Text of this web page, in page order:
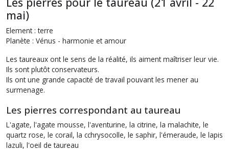
mai)
Element : terre
Planète : Vénus - harmonie et amour
Les taureaux ont le sens de la réalité, ils aiment maîtriser leur vie.
Ils sont plutôt conservateurs.
Ils ont une grande capacité de travail pouvant les mener au
surmenage.
Les pierres correspondant au taureau
L'agate, l'agate mousse, l'aventurine, la citrine, la malachite, le
quartz rose, le corail, la cchrysocolle, le saphir, l'émeraude, le lapis
lazuli, l'oeil de taureau